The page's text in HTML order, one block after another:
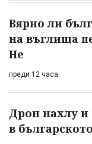
Вярно ли
на въглища
Не
преди 12 часа
Дрон нахлу и
в